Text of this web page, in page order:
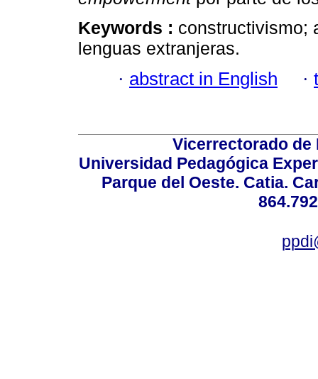
Keywords : constructivismo;
lenguas extranjeras.
· abstract in English ·
Vicerrectorado
Universidad Pedagógica
Parque del Oeste. Catia.